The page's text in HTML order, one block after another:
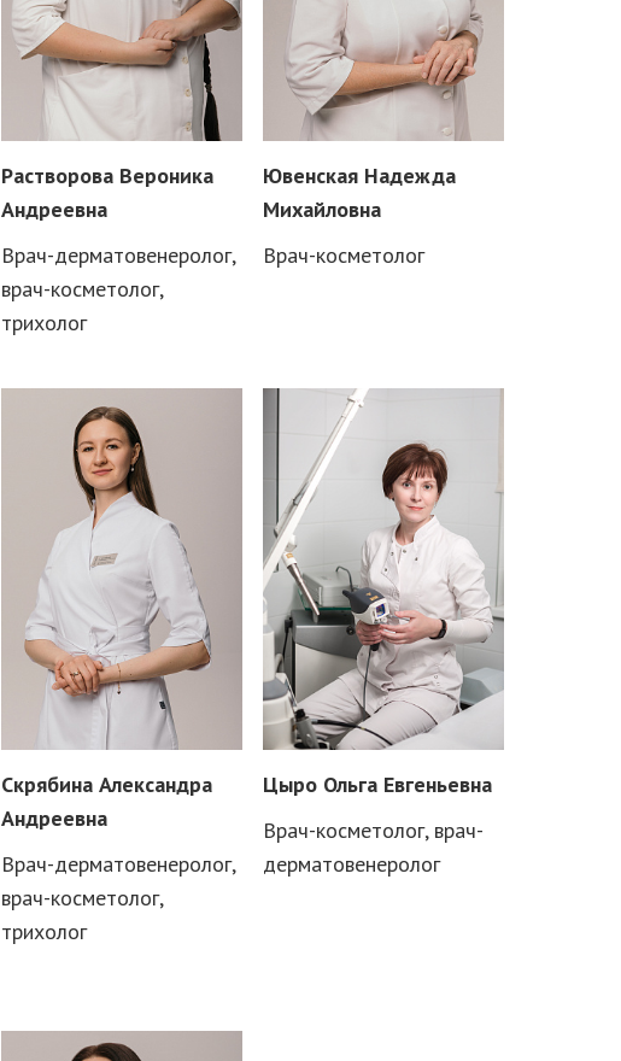
Растворова Вероника
Андреевна
Врач-дерматовенеролог,
врач-косметолог,
трихолог
Ювенская Надежда
Михайловна
Врач-косметолог
Скрябина Александра
Андреевна
Врач-дерматовенеролог,
врач-косметолог,
трихолог
Цыро Ольга Евгеньевна
Врач-косметолог, врач-
дерматовенеролог